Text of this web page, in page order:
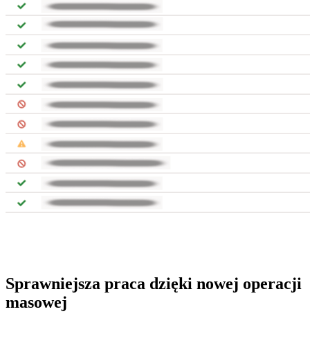
Sprawniejsza praca dzięki nowej operacji
masowej